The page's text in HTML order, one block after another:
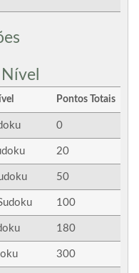
Pontos Totais
0
20
50
100
180
300